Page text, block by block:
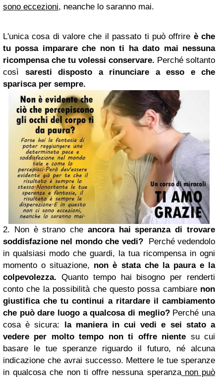
sono eccezioni, neanche lo saranno mai.
L'unica cosa di valore che il passato ti può offrire è che
tu possa imparare che non ti ha dato mai nessuna
ricompensa che tu volessi conservare. Perché soltanto
così saresti disposto a rinunciare a esso e che
sparisca per sempre.
2. Non è strano che ancora hai speranza di trovare
soddisfazione nel mondo che vedi?
Perché vedendolo
in qualsiasi modo che guardi, la tua ricompensa in ogni
momento o situazione, non è stata che la paura e la
colpevolezza. Quanto tempo hai bisogno per renderti
conto che la possibilità che questo possa cambiare non
giustifica che tu continui a ritardare il cambiamento
che può dare luogo a qualcosa di meglio? Perché una
cosa è sicura: la maniera in cui vedi e sei stato a
vedere per molto tempo non ti offre niente su cui
basare le tue speranze riguardo il futuro, né alcuna
indicazione che avrai successo. Mettere le tue speranze
in qualcosa che non ti offre nessuna speranzanon può